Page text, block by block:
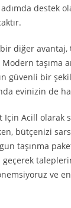
adımda destek
bir diğer
taşıma
güvenli bir
evinizin de
Için Acill olarak
bütçenizi
taşınma
ve